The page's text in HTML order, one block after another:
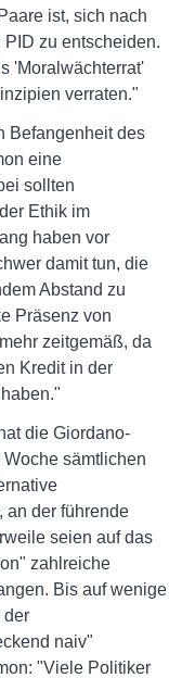
ist, sich nach
zu entscheiden.
'Moralwächterrat'
verraten."
Befangenheit des
eine
sollten
Ethik im
haben vor
damit tun, die
Abstand zu
Präsenz von
zeitgemäß, da
Kredit in der
die Giordano-
sämtlichen
an der führende
seien auf das
zahlreiche
Bis auf wenige
der
naiv"
"Viele Politiker